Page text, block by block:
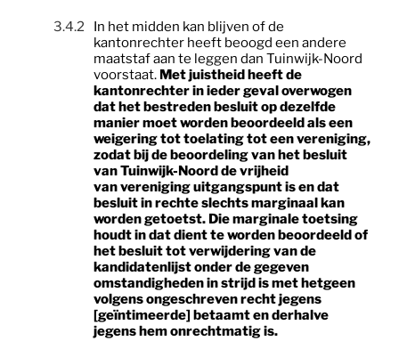
3.4.2
In het midden kan blijven of de
kantonrechter heeft beoogd een andere
maatstaf aan te leggen dan Tuinwijk-Noord
voorstaat. Met juistheid heeft de
kantonrechter in ieder geval overwogen
dat het bestreden besluit op dezelfde
manier moet worden beoordeeld als een
weigering tot toelating tot eenvereniging,
zodat bij de beoordeling van het besluit
van Tuinwijk-Noord de vrijheid
vanvereniginguitgangspunt is en dat
besluit in rechte slechts marginaal kan
worden getoetst. Die marginale toetsing
houdt in dat dient te worden beoordeeld of
het besluit tot verwijdering van de
kandidatenlijst onder de gegeven
omstandigheden in strijd is met hetgeen
volgens ongeschreven recht jegens
[geïntimeerde] betaamt en derhalve
jegens hem onrechtmatig is.